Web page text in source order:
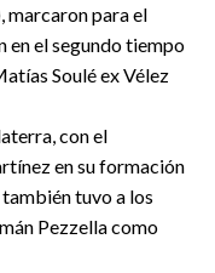
marcaron para el
en el segundo tiempo
Soulé ex Vélez
con el
en su formación
también tuvo a los
Pezzella como